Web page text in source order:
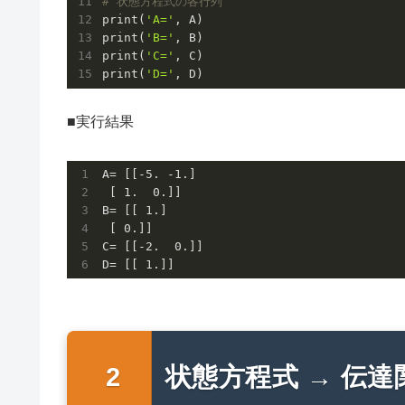
print( 'A=' , A)
print( 'B=' , B)
print( 'C=' , C)
print( 'D=' , D)
■実行結果
A= [[ -5. -1.
1. 0.
B= [[ 1.
0.
C= [[
-2. 0.
D= [[ 1.
状態方程式 → 伝達